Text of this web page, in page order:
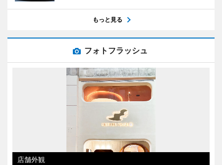
もっと見る
フォトフラッシュ
店舗外観